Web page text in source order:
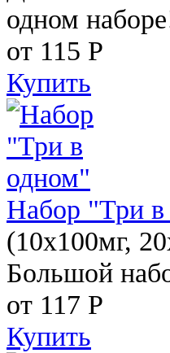
одном
от 115 Р
Купить
Набор "Три
(10x100мг,
Большой
от 117 Р
Купить